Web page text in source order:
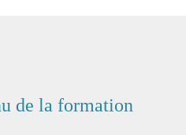
de la formation